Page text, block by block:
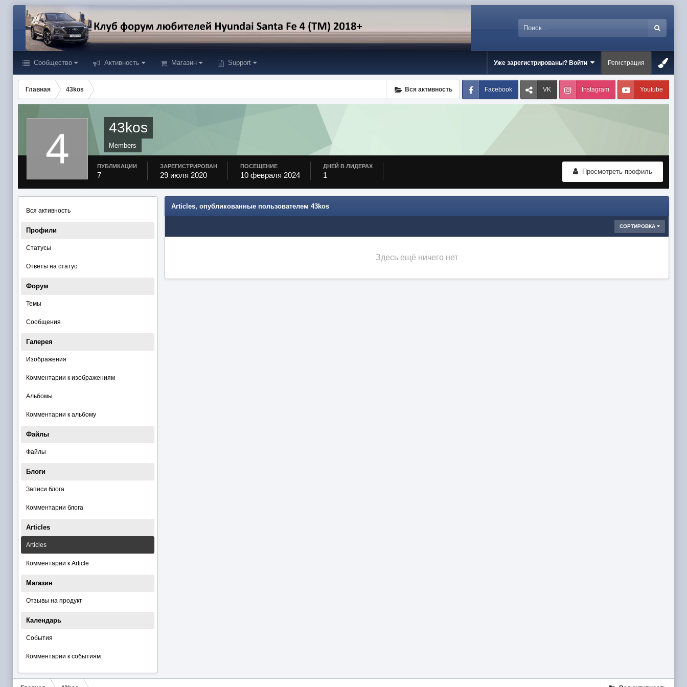
Сообщество Активность Магазин Support Уже зарегистрированы? Войти Регистрация
Вся активность
Главная 43kos Facebook VK Instagram Youtube
43kos
Members
Просмотреть профиль
ПУБЛИКАЦИИ
7
ЗАРЕГИСТРИРОВАН
29 июля 2020
ПОСЕЩЕНИЕ
10 февраля 2024
ДНЕЙ В ЛИДЕРАХ
1
Вся активность
Профили
Статусы
Ответы на статус
Форум
Темы
Сообщения
Галерея
Изображения
Комментарии к изображениям
Альбомы
Комментарии к альбому
Файлы
Файлы
Блоги
Записи блога
Комментарии блога
Articles
Articles
Комментарии к Article
Магазин
Отзывы на продукт
Календарь
События
Комментарии к событиям
Articles, опубликованные пользователем 43kos
СОРТИРОВКА
Здесь ещё ничего нет